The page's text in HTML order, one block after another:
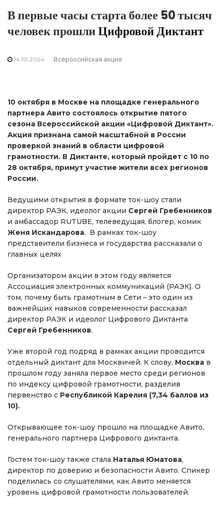
В первые часы старта более 50 тысяч
человек прошлиЦифровой Диктант
14.10.2024 Всероссийская акция
10 октября в Москве на площадке генерального
партнера Авито состоялось открытие пятого
сезона Всероссийской акции «Цифровой Диктант».
Акция признана самой масштабной в России
проверкой знаний в области цифровой
грамотности. В Диктанте, который пройдет с 10 по
28 октября, примут участие жители всех регионов
России.
Ведущими открытия в формате ток-шоу стали
директор РАЭК, идеолог акции Сергей Гребенников
и амбассадор RUTUBE, телеведущая, блогер, комик
Женя Искандарова. В рамках ток-шоу
представители бизнеса и государства рассказали о
главных целях
Организатором акции в этом году является
Ассоциация электронных коммуникаций (РАЭК). О
том, почему быть грамотным в Сети – это один из
важнейших навыков современности рассказал
директор РАЭК и идеолог Цифрового Диктанта
Сергей Гребенников.
Уже второй год подряд в рамках акции проводится
отдельный диктант для Москвичей. К слову, Москва в
прошлом году заняла первое место среди регионов
по индексу цифровой грамотности, разделив
первенство с Республикой Карелия (7,34 баллов из
10).
Открывающее ток-шоу прошло на площадке Авито,
генерального партнера Цифрового диктанта.
Гостем ток-шоу также стала Наталья Юматова,
директор по доверию и безопасности Авито. Спикер
поделилась со слушателями, как Авито меняется
уровень цифровой грамотности пользователей.